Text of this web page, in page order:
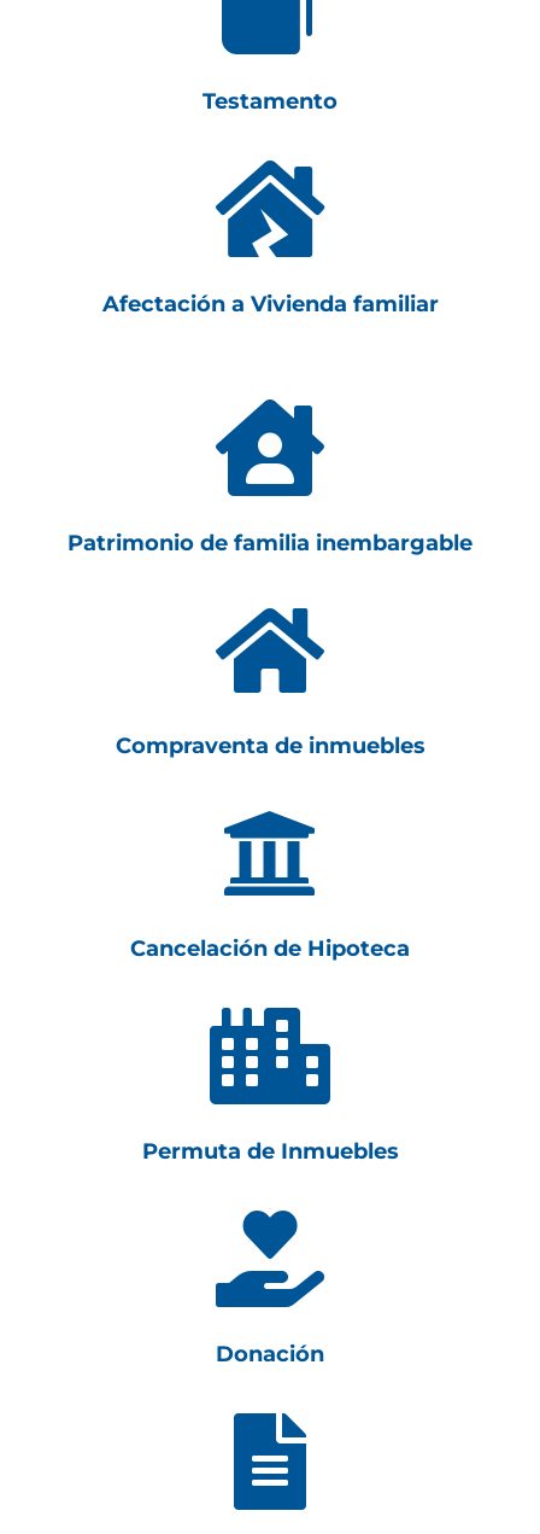
Testamento

Afectación a Vivienda familiar

Patrimonio de familia inembargable

Compraventa de inmuebles

Cancelación de Hipoteca

Permuta de Inmuebles

Donación
